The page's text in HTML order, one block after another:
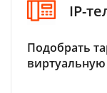
IP-
Подобрать